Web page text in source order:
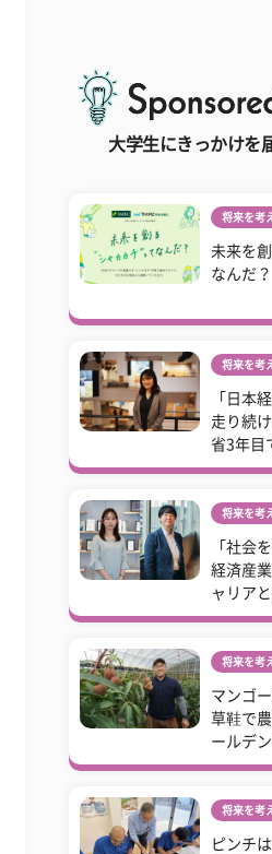
大学生にきっかけを
将来を考
未来を
なんだ？
将来を考
「日本
走り続
省3年目
将来を考
「社会
経済産
ャリア
将来を考
マンゴ
草鞋で
ールデ
将来を考
ピンチ